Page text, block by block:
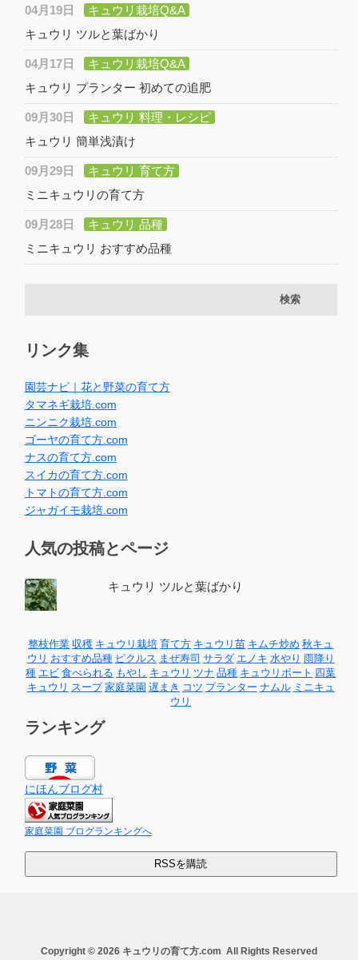
04月19日
キュウリ栽培Q&A
キュウリ ツルと葉ばかり
04月17日
キュウリ栽培Q&A
キュウリ プランター 初めての追肥
09月30日
キュウリ 料理・レシピ
キュウリ 簡単浅漬け
09月29日
キュウリ 育て方
ミニキュウリの育て方
09月28日
キュウリ 品種
ミニキュウリ おすすめ品種
リンク集
園芸ナビ｜花と野菜の育て方
タマネギ栽培.com
ニンニク栽培.com
ゴーヤの育て方.com
ナスの育て方.com
スイカの育て方.com
トマトの育て方.com
ジャガイモ栽培.com
人気の投稿とページ
キュウリ ツルと葉ばかり
整枝作業 収穫 キュウリ栽培 育て方 キュウリ苗 キムチ炒め 秋キュ
ウリ おすすめ品種 ピクルス まぜ寿司 サラダ エノキ 水やり 雨降り
種 エビ 食べられる もやし キュウリ ツナ 品種 キュウリボート 四葉
キュウリ スープ 家庭菜園 遅まき コツ プランター ナムル ミニキュ
ウリ
ランキング
にほんブログ村
家庭菜園 ブログランキングへ
Copyright © 2026 キュウリの育て方.com All Rights Reserved